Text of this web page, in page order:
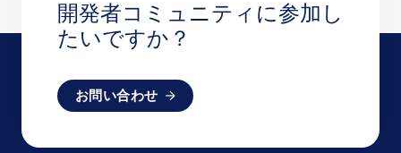
開発者コミュニティに参加し
たいですか？
お問い合わせ